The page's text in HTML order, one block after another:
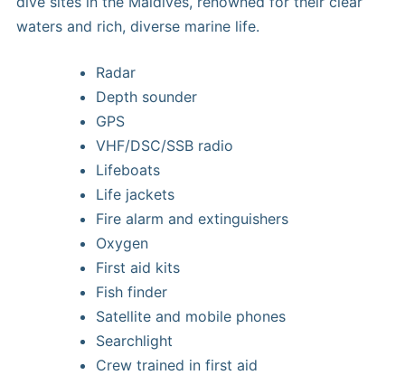
waters and rich, diverse marine life.
Radar
Depth sounder
GPS
VHF/DSC/SSB radio
Lifeboats
Life jackets
Fire alarm and extinguishers
Oxygen
First aid kits
Fish finder
Satellite and mobile phones
Searchlight
Crew trained in first aid